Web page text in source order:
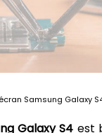
Samsung Galaxy
Galaxy S4 est